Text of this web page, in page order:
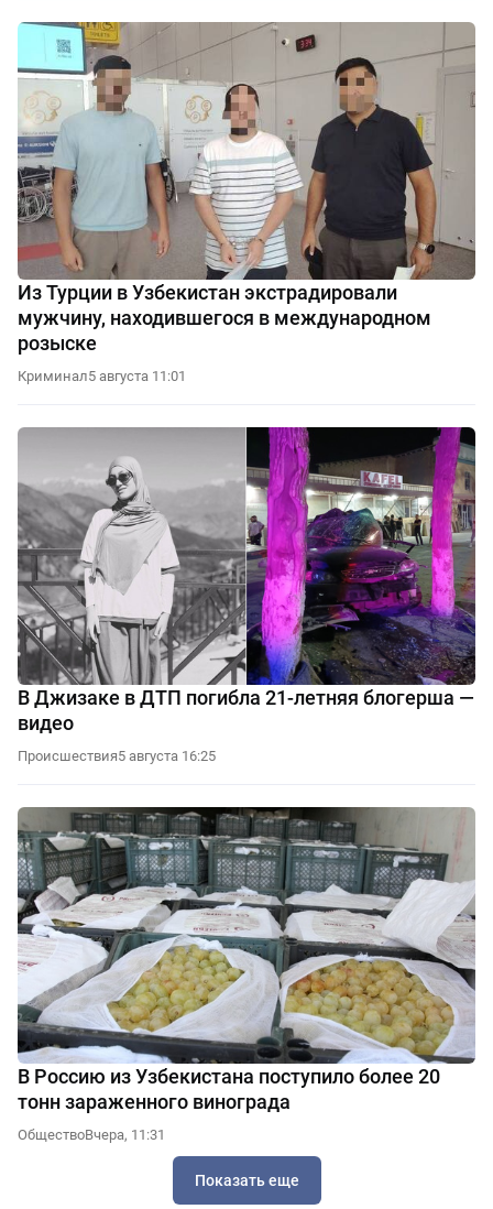
Из Турции в Узбекистан экстрадировали
мужчину, находившегося в международном
розыске
Криминал5 августа 11:01
В Джизаке в ДТП погибла 21-летняя блогерша —
видео
Происшествия5 августа 16:25
В Россию из Узбекистана поступило более 20
тонн зараженного винограда
ОбществоВчера, 11:31
Показать еще